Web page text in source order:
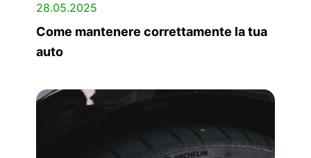
28.05.2025
Come mantenere correttamente la tua
auto